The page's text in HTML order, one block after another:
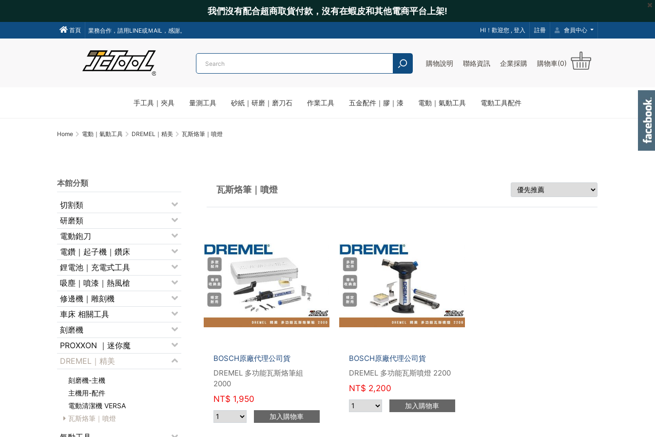
我們沒有配合超商取貨付款，沒有在蝦皮和其他電商平台上架!
首頁
我們不會主動聯絡操作各類金融交易，請小心詐騙!
業務合作，請用LINE或ＭAIL，感謝。 HI！歡迎您 , 登入 註冊 會員中心
購物說明 聯絡資訊 企業採購 購物車(0)
手工具｜夾具 量測工具 砂紙｜研磨｜磨刀石 作業工具 五金配件｜膠｜漆 電動｜氣動工具 電動工具配件
Home 電動｜氣動工具 DREMEL｜精美 瓦斯烙筆｜噴燈
本館分類
切割類
研磨類
電動鉋刀
電鑽｜起子機｜鑽床
鋰電池｜充電式工具
吸塵｜噴漆｜熱風槍
修邊機｜雕刻機
車床 相關工具
刻磨機
PROXXON ｜迷你魔
DREMEL｜精美
刻磨機-主機
主機用-配件
電動清潔機 VERSA
瓦斯烙筆｜噴燈
瓦斯烙筆｜噴燈
BOSCH原廠代理公司貨
DREMEL 多功能瓦斯烙筆組
2000
NT$ 1,950
加入購物車
BOSCH原廠代理公司貨
DREMEL 多功能瓦斯噴燈 2200
NT$ 2,200
加入購物車